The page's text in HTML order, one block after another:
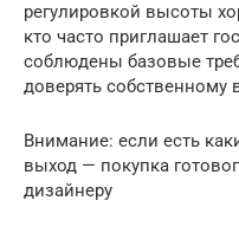
регулировкой высоты
кто часто приглашает
соблюдены базовые
доверять собственному
Внимание: если есть
выход — покупка
дизайнеру